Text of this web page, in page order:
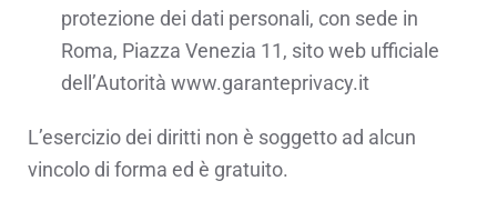
protezione dei dati personali, con sede in
Roma, Piazza Venezia 11, sito web ufficiale
dell’Autorità www.garanteprivacy.it
L’esercizio dei diritti non è soggetto ad alcun
vincolo di forma ed è gratuito.